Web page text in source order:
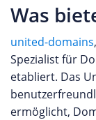
Was
united-domains
Spezialist für
etabliert. Das
ermöglicht,